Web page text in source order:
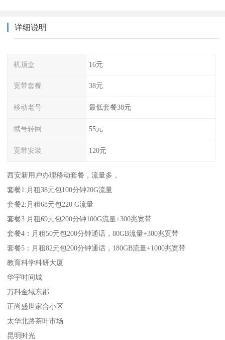
详细说明
机顶盒 16元
宽带套餐 38元
移动老号 最低套餐38元
携号转网 55元
宽带安装 120元
西安新用户办理移动套餐，流量多，
套餐1:月租38元包100分钟20G流量
套餐2:月租68元包220 G流量
套餐3:月租69元包200分钟100G流量+300兆宽带
套餐4：月租50元包200分钟通话，80GB流量+300兆宽带
套餐5：月租82元包200分钟通话，180GB流量+1000兆宽带
教育科学科研大厦
华宇时间城
万科金域东郡
正尚盛世家合小区
太华北路茶叶市场
昆明时光